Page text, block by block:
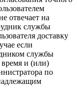
отвечает на
службы
доставку
если
службы
время и (или)
по